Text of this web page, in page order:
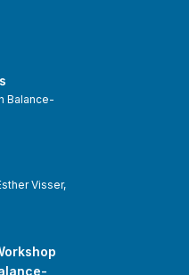
Balance-
Visser,